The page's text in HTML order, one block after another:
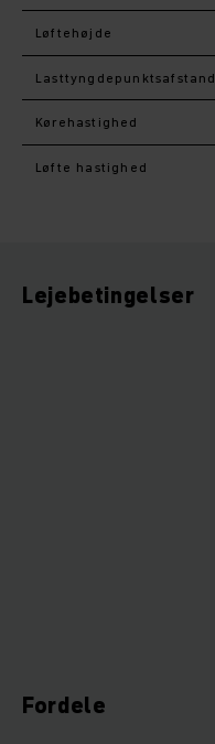
Løftehøjde
Lasttyngdepunktsafstand
Kørehastighed
Løfte hastighed
Lejebetingelser
Fordele